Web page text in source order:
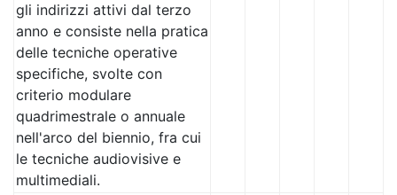
gli indirizzi attivi dal terzo
anno e consiste nella pratica
delle tecniche operative
specifiche, svolte con
criterio modulare
quadrimestrale o annuale
nell'arco del biennio, fra cui
le tecniche audiovisive e
multimediali.